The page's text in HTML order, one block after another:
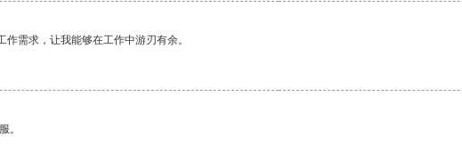
需求，让我能够在工作中游刃有余。
。